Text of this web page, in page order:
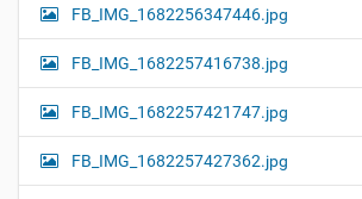
FB_IMG_1682256347446.jpg
FB_IMG_1682257416738.jpg
FB_IMG_1682257421747.jpg
FB_IMG_1682257427362.jpg